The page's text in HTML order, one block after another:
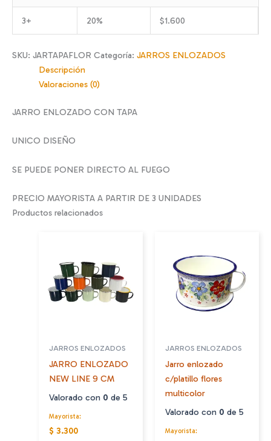
3+ 20% $1.600
SKU: JARTAPAFLOR Categoría: JARROS ENLOZADOS
Descripción
Valoraciones (0)
JARRO ENLOZADO CON TAPA
UNICO DISEÑO
SE PUEDE PONER DIRECTO AL FUEGO
PRECIO MAYORISTA A PARTIR DE 3 UNIDADES
Productos relacionados
JARROS ENLOZADOS
JARRO ENLOZADO
NEW LINE 9 CM
Valorado con 0 de 5
Mayorista:
$ 3.300
JARROS ENLOZADOS
Jarro enlozado
c/platillo flores
multicolor
Valorado con 0 de 5
Mayorista: